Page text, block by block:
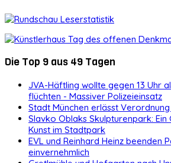
Die Top 9 aus 49 Tagen
JVA-Häftling wollte gegen 13 Uhr
flüchten - Massiver Polizeieinsatz
Stadt München erlässt
Slavko Oblaks Skulpturenpark: Ein
Kunst im Stadtpark
EVL und Reinhard Heinz beenden
einvernehmlich